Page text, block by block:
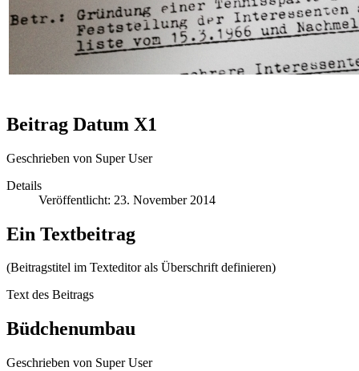
Beitrag Datum X1
Geschrieben von Super User
Details
Veröffentlicht: 23. November 2014
Ein Textbeitrag
(Beitragstitel im Texteditor als Überschrift definieren)
Text des Beitrags
Büdchenumbau
Geschrieben von Super User